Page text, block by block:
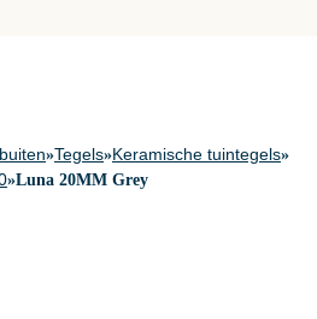
»Tegels»Keramische tuintegels»
»Luna 20MM Grey